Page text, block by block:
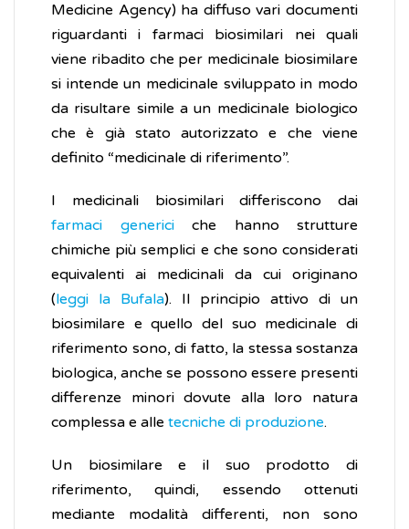
Medicine Agency) ha diffuso vari documenti
riguardanti i farmaci biosimilari nei quali
viene ribadito che per medicinale biosimilare
si intende un medicinale sviluppato in modo
da risultare simile a un medicinale biologico
che è già stato autorizzato e che viene
definito “medicinale di riferimento”.
I medicinali biosimilari differiscono dai
farmaci genericiche hanno strutture
chimiche più semplici e che sono considerati
equivalenti ai medicinali da cui originano
(leggi la Bufala). Il principio attivo di un
biosimilare e quello del suo medicinale di
riferimento sono, di fatto, la stessa sostanza
biologica, anche se possono essere presenti
differenze minori dovute alla loro natura
complessa e alle tecniche di produzione.
Un biosimilare e il suo prodotto di
riferimento, quindi, essendo ottenuti
mediante modalità differenti, non sono